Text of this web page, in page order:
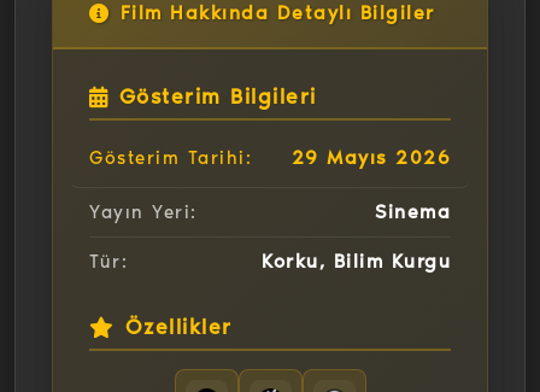
Film Hakkında Detaylı Bilgiler
Gösterim Bilgileri
Gösterim Tarihi: 29 Mayıs 2026
Yayın Yeri: Sinema
Tür: Korku, Bilim Kurgu
Özellikler